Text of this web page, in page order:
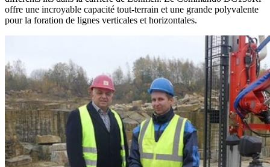
offre une incroyable capacité tout-terrain et une grande polyvalente
pour la foration de lignes verticales et horizontales.